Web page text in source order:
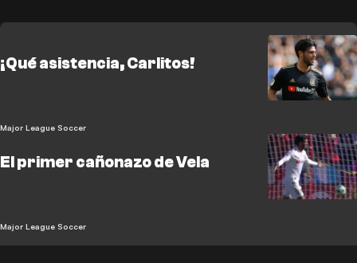
¡Qué asistencia, Carlitos!
Major League Soccer
El primer cañonazo de Vela
Major League Soccer